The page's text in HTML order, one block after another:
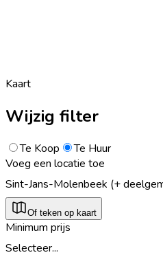
Kaart
Wijzig filter
Te Koop
Te Huur
Voeg een locatie toe
Sint-Jans-Molenbeek (+
Of teken op kaart
Minimum prijs
Selecteer...